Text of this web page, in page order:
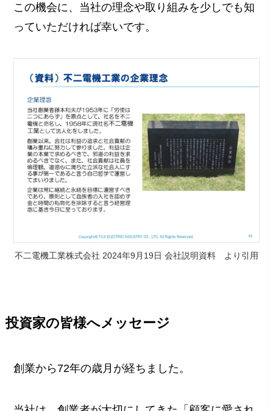
この機会に、当社の理念や取り組みを少しでも知
っていただければ幸いです。
不二電機工業株式会社 2024年9月19日 会社説明資料 より引用
投資家の皆様へメッセージ
創業から72年の歳月が経ちました。